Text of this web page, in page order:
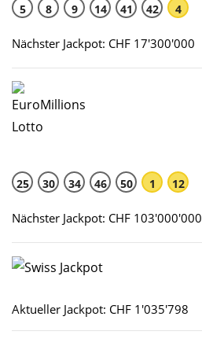
5 8 9 14 41 42 4
Nächster Jackpot: CHF 17'300'000
25 30 34 46 50 1 12
Nächster Jackpot: CHF 103'000'000
Aktueller Jackpot: CHF 1'035'798